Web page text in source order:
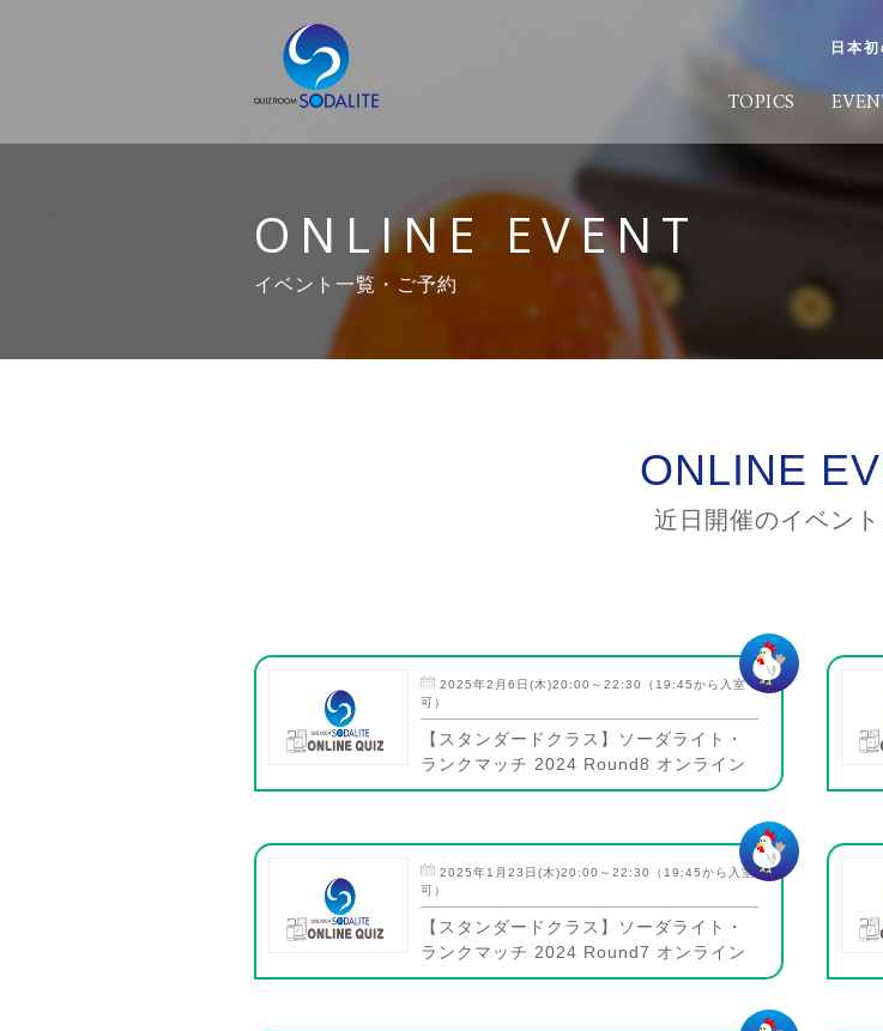
日本
TOPICS
ONLINE EVENT
イベント一覧・ご予約
ONLINE
近日開催のイベン
2025年2月6日(木)20:00～22:30（19:45から入室
可）
【スタンダードクラス】ソーダライト・
ランクマッチ 2024 Round8 オンライン
2025年1月23日(木)20:00～22:30（19:45から入室
可）
【スタンダードクラス】ソーダライト・
ランクマッチ 2024 Round7 オンライン